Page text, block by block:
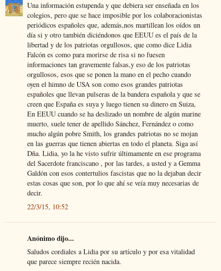
Una información estupenda y que debiera ser enseñada en los
colegios, pero que se hace imposible por los colaboracionistas
periódicos españoles que, además,nos martillean los oídos un
día si y otro también diciéndonos que EEUU es el país de la
libertad y de los patriotas orgullosos, que como dice Lidia
Falcón es como para morirse de risa si no fuesen
informaciones tan gravemente falsas,y eso de los patriotas
orgullosos, esos que se ponen la mano en el pecho cuando
oyen el himno de USA son como esos grandes patriotas
españoles que llevan pulseras de la bandera española y que se
creen que España es suya y luego tienen su dinero en Suiza,
En EEUU cuando se ha deslizado un nombre de algún marine
muerto, suele tener de apellido Sánchez, Fernández o como
mucho algún pobre Smith, los grandes patriotas no se mojan
en las guerras que tienen abiertas en todo el planeta. Siga así
Dña. Lidia, yo la he visto sufrir últimamente en ese programa
del Sacerdote franciscano , por las tardes, a usted y a Gemma
Galdón con esos contertulios fascistas que no la dejaban decir
estas cosas que son, por lo que ahí se veía muy necesarias de
decir.
22/3/15, 10:52
Anónimo dijo...
Saludos cordiales a Lidia por su artículo y por esa vitalidad
que parece siempre recién nacida.